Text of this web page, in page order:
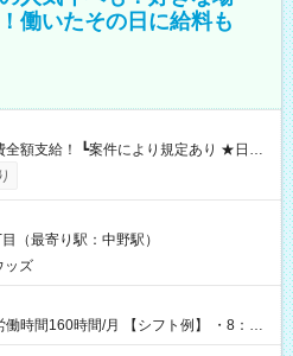
働いたその日に給料も
働いたその日に現金GET♪ お仕事後はコ
落とせます！ 【試用期間】試
（最寄り駅：中野駅）
ッズ
/月 【シフト例】 ・8：00